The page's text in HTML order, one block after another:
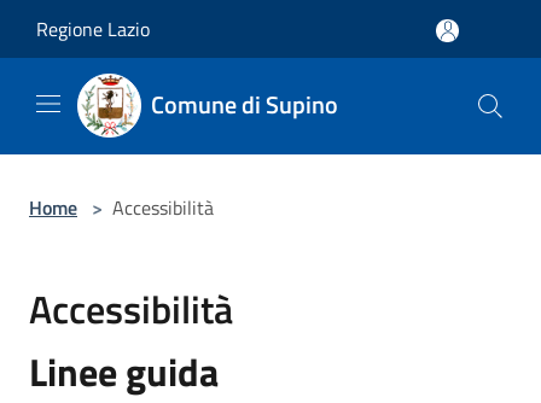
Regione Lazio
Comune di Supino
Home > Accessibilità
Accessibilità
Linee guida